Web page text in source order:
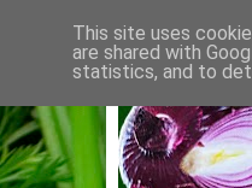
This site uses
are shared with
statistics, and to